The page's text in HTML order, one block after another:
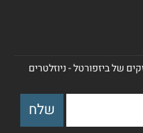
של ביזפורטל - ניוזלטרים